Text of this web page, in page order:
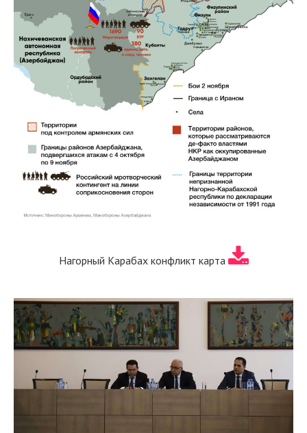
Нагорный Карабах конфликт карта